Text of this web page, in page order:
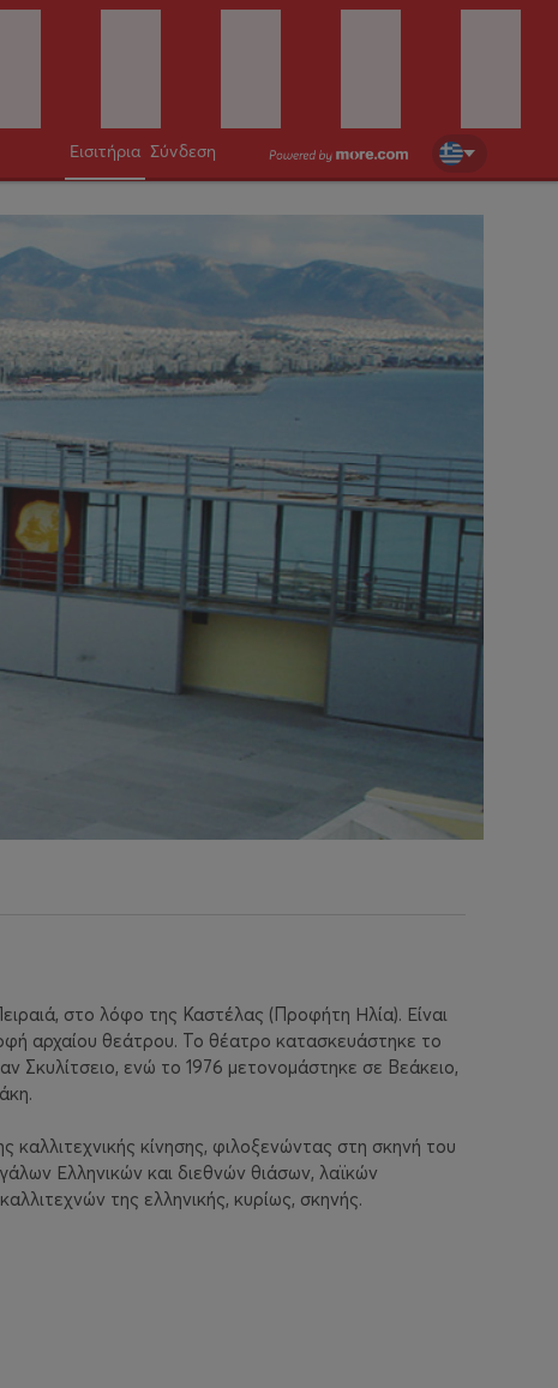
Εισιτήρια Σύνδεση
στο λόφο της Καστέλας (Προφήτη Ηλία). Είναι
αρχαίου θεάτρου. Το θέατρο κατασκευάστηκε το
Σκυλίτσειο, ενώ το 1976 μετονομάστηκε σε Βεάκειο,
καλλιτεχνικής κίνησης, φιλοξενώντας στη σκηνή του
Ελληνικών και διεθνών θιάσων, λαϊκών
της ελληνικής, κυρίως, σκηνής.